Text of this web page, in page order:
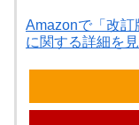
Amazonで「改訂
に関する詳細を